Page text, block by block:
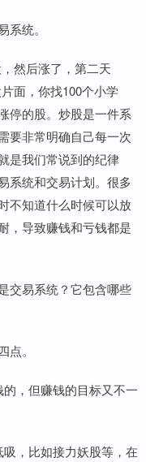
统。
然后涨了，第二天
面，你找100个小学
停的股。炒股是一件系
要非常明确自己每一次
是我们常说到的纪律
系统和交易计划。很多
不知道什么时候可以放
，导致赚钱和亏钱都是
交易系统？它包含哪些
。
，但赚钱的目标又不一
，比如接力妖股等，在